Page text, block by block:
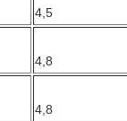
4,5
4,8
4,8